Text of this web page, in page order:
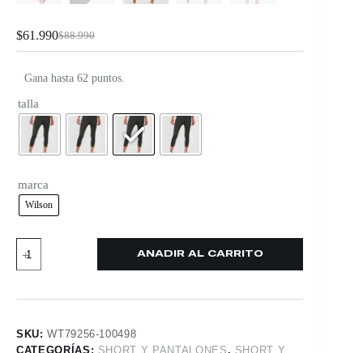
$88.990
$61.990
Gana hasta 62 puntos.
talla
marca
Wilson
AÑADIR AL CARRITO
SKU:WT79256-100498
CATEGORÍAS: SHORT Y PANTALONES , SHORT Y